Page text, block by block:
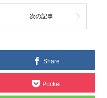
次の記事
Share
Pocket